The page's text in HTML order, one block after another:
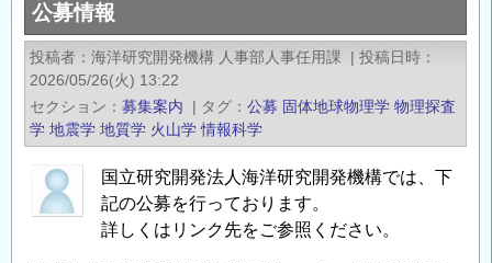
公募情報
投稿者 海洋研究開発機構 人事部人事任用課 | 投稿日時
2026/05/26(火) 13:22
セクション
募集案内 | タグ 公募 固体地球物理学 物理探査
学 地震学 地質学 火山学 情報科学
国立研究開発法人海洋研究開発機構では、下
記の公募を行っております。
詳しくはリンク先をご参照ください。